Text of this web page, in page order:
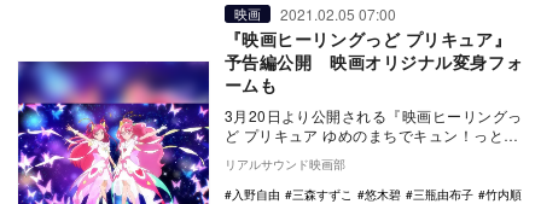
映画 2021.02.05 07:00
『映画ヒーリングっど プリキュア』
予告編公開 映画オリジナル変身フォ
ームも
3月20日より公開される『映画ヒーリングっ
ど プリキュア ゆめのまちでキュン！っと
GoGo！大変身！！』の予告編が公開され
た。 …
リアルサウンド映画部
入野自由
三森すずこ 悠木碧 三瓶由布子
竹内順